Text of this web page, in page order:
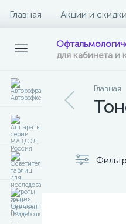
Главная Акции и скидки
для кабинета и
Главная
Фильтр